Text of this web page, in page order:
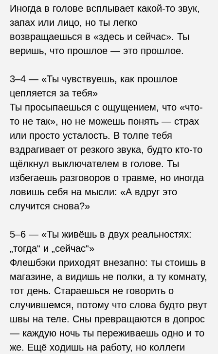
Иногда в голове всплывает какой-то звук,
запах или лицо, но ты легко
возвращаешься в «здесь и сейчас». Ты
веришь, что прошлое — это прошлое.
3–4 — «Ты чувствуешь, как прошлое
цепляется за тебя»
Ты просыпаешься с ощущением, что «что-
то не так», но не можешь понять — страх
или просто усталость. В толпе тебя
вздрагивает от резкого звука, будто кто-то
щёлкнул выключателем в голове. Ты
избегаешь разговоров о травме, но иногда
ловишь себя на мысли: «А вдруг это
случится снова?»
5–6 — «Ты живёшь в двух реальностях:
„тогда“ и „сейчас“»
Флешбэки приходят внезапно: ты стоишь в
магазине, а видишь не полки, а ту комнату,
тот день. Стараешься не говорить о
случившемся, потому что слова будто рвут
швы на теле. Сны превращаются в допрос
— каждую ночь ты переживаешь одно и то
же. Ещё ходишь на работу, но коллеги